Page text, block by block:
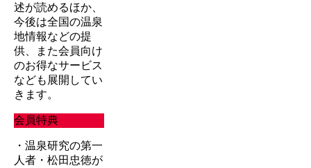
述が読めるほか、
今後は全国の温泉
地情報などの提
供、また会員向け
のお得なサービス
なども展開してい
きます。
会員特典
・温泉研究の第一
人者・松田忠徳が